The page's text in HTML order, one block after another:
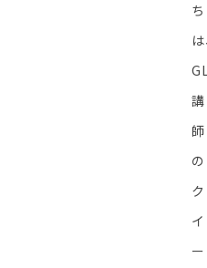
ち
は
講
師
の
ク
イ
ー